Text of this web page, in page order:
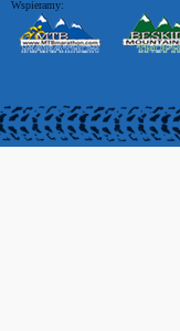
Wspieramy: